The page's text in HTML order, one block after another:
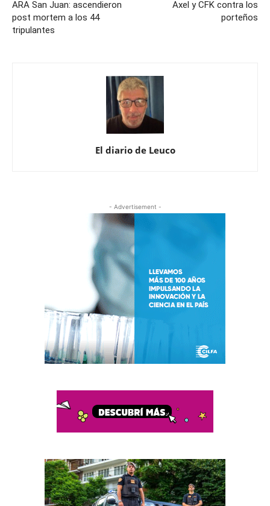
ARA San Juan: ascendieron
post mortem a los 44
tripulantes
Axel y CFK contra los
porteños
El diario de Leuco
- Advertisement -